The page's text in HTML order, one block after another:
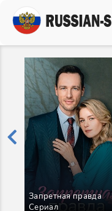
Запретная правда
Сериал